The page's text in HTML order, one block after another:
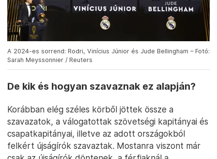
A 2024-es sorrend: Rodri, Vinícius Júnior és Jude Bellingham – Fotó:
Sarah Meyssonnier / Reuters
De kik és hogyan szavaznak ez alapján?
Korábban elég széles körből jöttek össze a
szavazatok, a válogatottak szövetségi kapitányai és
csapatkapitányai, illetve az adott országokból
felkért újságírók szavaztak. Mostanra viszont már